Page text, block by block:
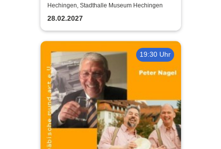
Domma an Deixl!
Hechingen, Stadthalle Museum Hechingen
28.02.2027
19:30 Uhr